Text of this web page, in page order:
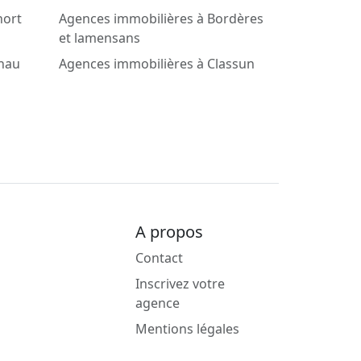
Agences immobilières à Bordères
et lamensans
Agences immobilières à Classun
A propos
Contact
Inscrivez votre
agence
Mentions légales